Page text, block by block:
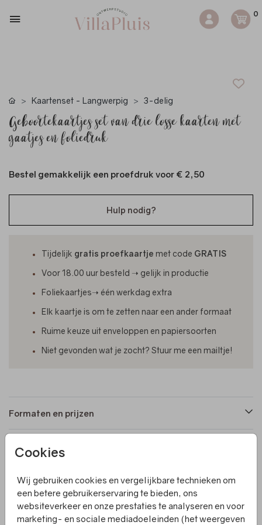
0
Cookies
Wij gebruiken cookies en vergelijkbare technieken om
een betere gebruikerservaring te bieden, ons
websiteverkeer en onze prestaties te analyseren en voor
marketing- en sociale mediadoeleinden (het weergeven
Kaartenset - Langwerpig 3-delig
Geboortekaartjes set van drie losse kaarten met
gaatjes en foliedruk
Bestel gemakkelijk een proefdruk voor € 2,50
Hulp nodig?
Tijdelijk gratis proefkaartje met code GRATIS
Voor 18.00 uur besteld ➝ gelijk in productie
Foliekaartjes➝ één werkdag extra
Elk kaartje is om te zetten naar een ander formaat
Ruime keuze uit enveloppen en papiersoorten
Niet gevonden wat je zocht? Stuur me een mailtje!
Formaten en prijzen
Productinformatie
Omschrijving
Op zoek naar een uniek en stijlvol geboortekaartje? Dit
geboortekaartjes label bestaande uit drie losse kaarten